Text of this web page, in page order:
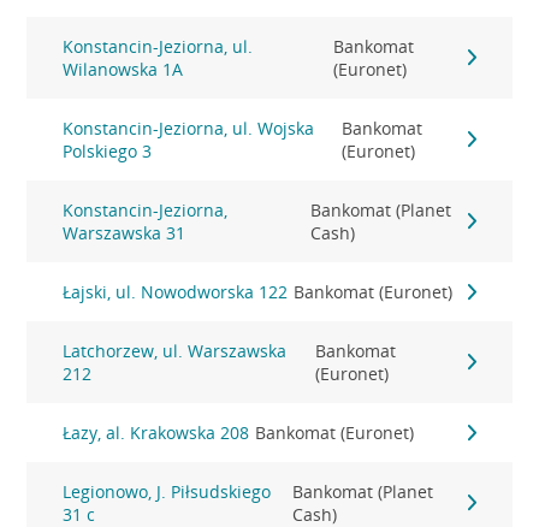
Konstancin-Jeziorna, ul.
Wilanowska 1A
Bankomat
(Euronet)
Konstancin-Jeziorna, ul. Wojska
Polskiego 3
Bankomat
(Euronet)
Konstancin-Jeziorna,
Warszawska 31
Bankomat (Planet
Cash)
Łajski, ul. Nowodworska 122 Bankomat (Euronet)
Latchorzew, ul. Warszawska
212
Bankomat
(Euronet)
Łazy, al. Krakowska 208 Bankomat (Euronet)
Legionowo, J. Piłsudskiego
31 c
Bankomat (Planet
Cash)